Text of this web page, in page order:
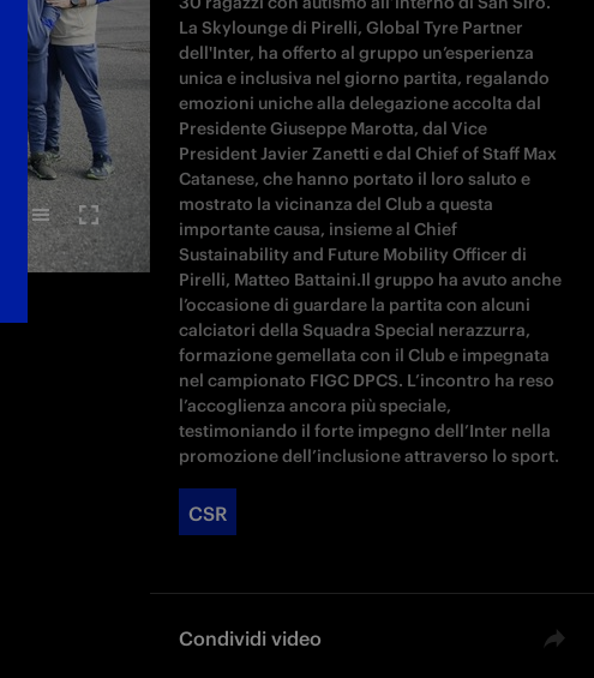
La Skylounge di Pirelli, Global Tyre Partner
dell'Inter, ha offerto al gruppo un’esperienza
unica e inclusiva nel giorno partita, regalando
emozioni uniche alla delegazione accolta dal
Presidente Giuseppe Marotta, dal Vice
President Javier Zanetti e dal Chief of Staff Max
Catanese, che hanno portato il loro saluto e
mostrato la vicinanza del Club a questa
importante causa, insieme al Chief
Sustainability and Future Mobility Officer di
Pirelli, Matteo Battaini.Il gruppo ha avuto anche
l’occasione di guardare la partita con alcuni
calciatori della Squadra Special nerazzurra,
formazione gemellata con il Club e impegnata
nel campionato FIGC DPCS. L’incontro ha reso
l’accoglienza ancora più speciale,
testimoniando il forte impegno dell’Inter nella
promozione dell’inclusione attraverso lo sport.
CSR
Condividi video